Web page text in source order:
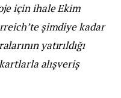
için ihale Ekim
şimdiye kadar
yatırıldığı
alışveriş